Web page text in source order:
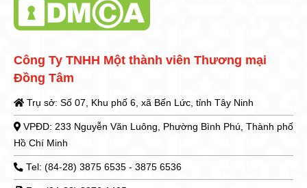
Công Ty TNHH Một thành viên Thương mại
Đồng Tâm
Trụ sở: Số 07, Khu phố 6, xã Bến Lức, tỉnh Tây Ninh
VPĐD: 233 Nguyễn Văn Luông, Phường Bình Phú, Thành phố
Hồ Chí Minh
Tel: (84-28) 3875 6535 - 3875 6536